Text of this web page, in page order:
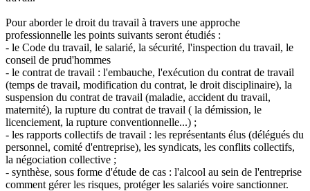
Pour aborder le droit du travail à travers une approche
professionnelle les points suivants seront étudiés :
- le Code du travail, le salarié, la sécurité, l'inspection du travail, le
conseil de prud'hommes
- le contrat de travail : l'embauche, l'exécution du contrat de travail
(temps de travail, modification du contrat, le droit disciplinaire), la
suspension du contrat de travail (maladie, accident du travail,
maternité), la rupture du contrat de travail ( la démission, le
licenciement, la rupture conventionnelle...) ;
- les rapports collectifs de travail : les représentants élus (délégués du
personnel, comité d'entreprise), les syndicats, les conflits collectifs,
la négociation collective ;
- synthèse, sous forme d'étude de cas : l'alcool au sein de l'entreprise
comment gérer les risques, protéger les salariés voire sanctionner.